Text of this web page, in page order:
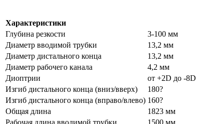
Характеристики
Глубина резкости
3-100 мм
Диаметр вводимой трубки
13,2 мм
Диаметр дистального конца
13,2 мм
Диаметр рабочего канала
4,2 мм
Диоптрии
от +2D до -8D
Изгиб дистального конца (вниз/вверх)
180?
Изгиб дистального конца (вправо/влево) 160?
Общая длина
1823 мм
Рабочая длина вводимой трубки
1500 мм